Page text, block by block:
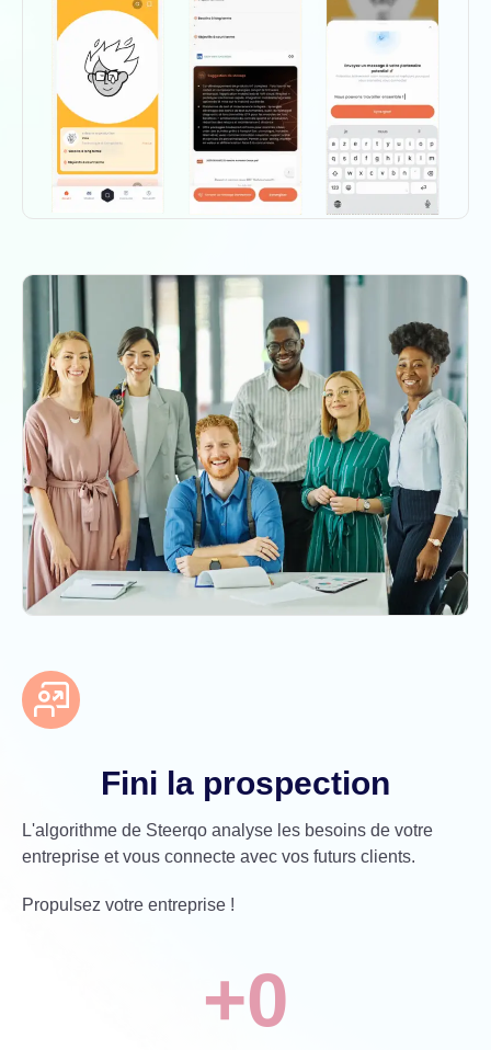
Fini la prospection
L'algorithme de Steerqo analyse les besoins de votre
entreprise et vous connecte avec vos futurs clients.
Propulsez votre entreprise !
+0